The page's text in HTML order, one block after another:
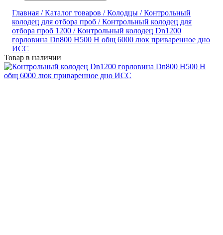
Главная /Каталог товаров /Колодцы /Контрольный
колодец для отбора проб /Контрольный колодец для
отбора проб 1200 /Контрольный колодец Dn1200
горловина Dn800 H500 H общ 6000 люк приваренное дно
ИСС
Товар в наличии